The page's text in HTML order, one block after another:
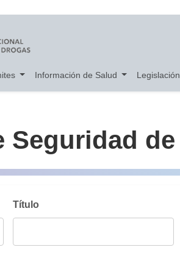
Información de Salud Legislación
Seguridad de
Título